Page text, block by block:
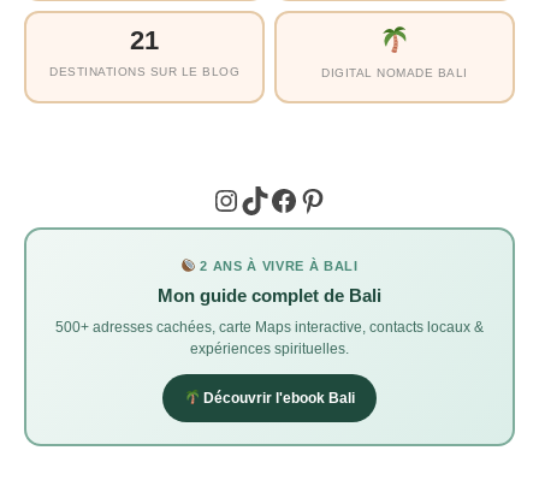
21
DESTINATIONS SUR LE BLOG DIGITAL NOMADE BALI
Instagram
TikTok
Facebook
Pinterest
2 ANS À VIVRE À BALI
Mon guide complet de Bali
500+ adresses cachées, carte Maps interactive, contacts locaux &
expériences spirituelles.
Découvrir l'ebook Bali